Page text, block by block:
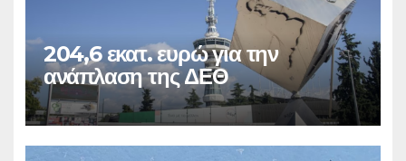
204,6 εκατ. ευρώ για την
ανάπλαση της ΔΕΘ